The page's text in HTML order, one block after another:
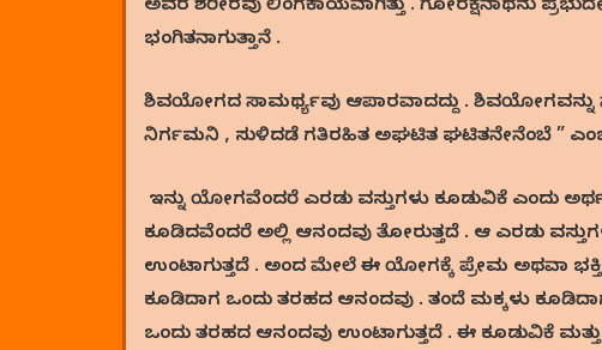
ಅವರ ಶರೀರವು ಲಿಂಗಕಾಯವಾಗಿತ್ತು . ಗೋರಕ್ಷನಾಥನು
ಭಂಗಿತನಾಗುತ್ತಾನೆ .
ಶಿವಯೋಗದ ಸಾಮರ್ಥ್ಯವು ಆಪಾರವಾದದ್ದು . ಶಿವಯೋಗವನ್ನು
ನಿರ್ಗಮನಿ , ಸುಳಿದಡೆ ಗತಿರಹಿತ ಅಘಟಿತ ಘಟಿತನೇನೆಂಬೆ ”
ಇನ್ನು ಯೋಗವೆಂದರೆ ಎರಡು ವಸ್ತುಗಳು ಕೂಡುವಿಕೆ ಎಂದು
ಕೂಡಿದವೆಂದರೆ ಅಲ್ಲಿ ಆನಂದವು ತೋರುತ್ತದೆ . ಆ ಎರಡು
ಉಂಟಾಗುತ್ತದೆ . ಅಂದ ಮೇಲೆ ಈ ಯೋಗಕ್ಕೆ ಪ್ರೇಮ ಅಥವಾ
ಕೂಡಿದಾಗ ಒಂದು ತರಹದ ಆನಂದವು . ತಂದೆ ಮಕ್ಕಳು
ಒಂದು ತರಹದ ಆನಂದವು ಉಂಟಾಗುತ್ತದೆ . ಈ ಕೂಡುವಿಕೆ